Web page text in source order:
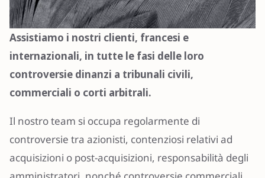
Assistiamo i nostri clienti, francesi e
internazionali, in tutte le fasi delle loro
controversie dinanzi a tribunali civili,
commerciali o corti arbitrali.
Il nostro team si occupa regolarmente di
controversie tra azionisti, contenziosi relativi ad
acquisizioni o post-acquisizioni, responsabilità degli